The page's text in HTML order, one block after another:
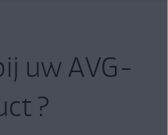
uw AVG-
?